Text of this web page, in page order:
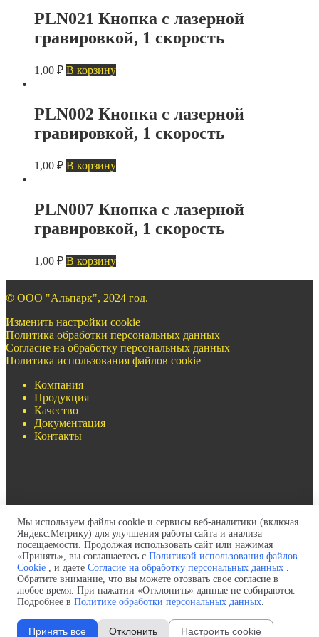
PLN021 Кнопка с лазерной
гравировкой, 1 скорость
1,00 ₽ В корзину
PLN002 Кнопка с лазерной
гравировкой, 1 скорость
1,00 ₽ В корзину
PLN007 Кнопка с лазерной
гравировкой, 1 скорость
1,00 ₽ В корзину
© ООО "Альпарк", 2024 год.
Изменить настройки cookie
Политика обработки персональных данных
Согласие на обработку персональных данных
Политика использования файлов cookie
Компания
Продукция
Качество
Документация
Контакты
+7(499)322-97-93
+7(717)269-69-54
zapros@pult-krana.ru
Мы используем файлы cookie и сервисы веб-аналитики (включая
Яндекс.Метрику) для улучшения работы сайта и анализа
посещаемости. Продолжая использовать сайт или нажимая
«Принять», вы соглашаетесь с Политикой использования файлов
Cookie , и даете Согласие на обработку персональных данных .
Обратите внимание, что вы можете отозвать свое согласие в
любое время. При нажатии «Отклонить» данные не собираются.
Подробнее в Политике обработки персональных данных.
Принять все Отклонить Настроить cookie